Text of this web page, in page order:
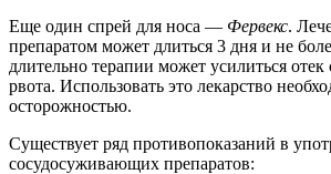
Еще один спрей для носа — Фервекс.
препаратом может длиться 3 дня и не
длительно терапии может усилиться
рвота. Использовать это лекарство
осторожностью.
Существует ряд противопоказаний в
сосудосуживающих препаратов: